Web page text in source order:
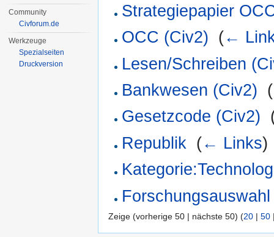
Strategiepapier
OCC (Civ2) (←
Lesen/Schreiben
Bankwesen (Civ2) (
Gesetzcode (Civ2)
Republik (← Links)
Zeige (vorherige 50 | nächste 50) (20 | 50
Community
Civforum.de
Werkzeuge
Spezialseiten
Druckversion